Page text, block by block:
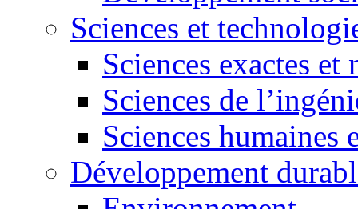
Sciences et
Sciences exactes et
Sciences de
Sciences humaines
Développement